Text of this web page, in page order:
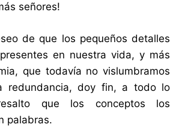
señores!
de que los pequeños detalles
en nuestra vida, y más
que todavía no vislumbramos
redundancia, doy fin, a todo lo
que los conceptos los
palabras.